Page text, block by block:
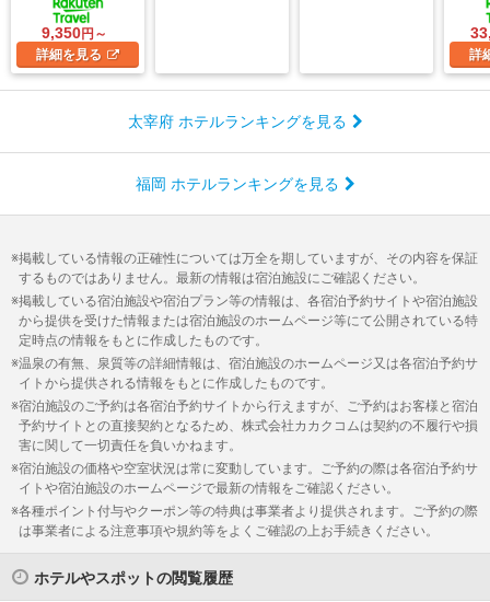
9,350円～
詳細を見る 詳
太宰府 ホテルランキングを見る
福岡 ホテルランキングを見る
掲載している情報の正確性については万全を期していますが、その内容を保証
するものではありません。最新の情報は宿泊施設にご確認ください。
掲載している宿泊施設や宿泊プラン等の情報は、各宿泊予約サイトや宿泊施設
から提供を受けた情報または宿泊施設のホームページ等にて公開されている特
定時点の情報をもとに作成したものです。
温泉の有無、泉質等の詳細情報は、宿泊施設のホームページ又は各宿泊予約サ
イトから提供される情報をもとに作成したものです。
宿泊施設のご予約は各宿泊予約サイトから行えますが、ご予約はお客様と宿泊
予約サイトとの直接契約となるため、株式会社カカクコムは契約の不履行や損
害に関して一切責任を負いかねます。
宿泊施設の価格や空室状況は常に変動しています。ご予約の際は各宿泊予約サ
イトや宿泊施設のホームページで最新の情報をご確認ください。
各種ポイント付与やクーポン等の特典は事業者より提供されます。ご予約の際
は事業者による注意事項や規約等をよくご確認の上お手続きください。
ホテルやスポットの閲覧履歴